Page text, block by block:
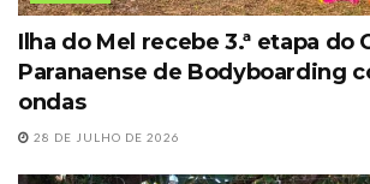
Ilha do Mel recebe 3.ª etapa do
Paranaense de Bodyboarding
ondas
28 DE JULHO DE 2026